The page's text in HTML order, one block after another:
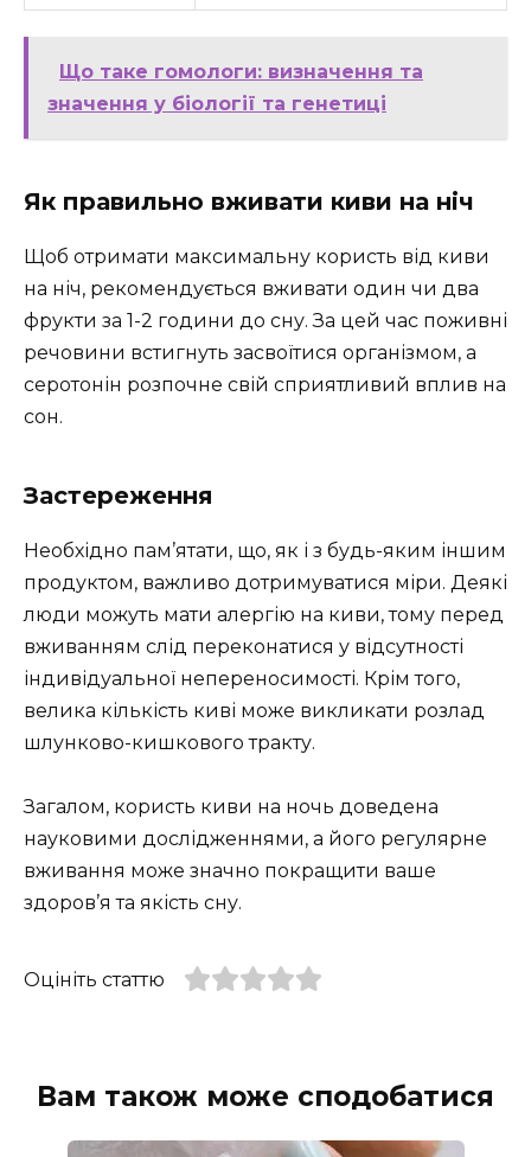
Що таке гомологи: визначення та
значення у біології та генетиці
Як правильно вживати киви на ніч
Щоб отримати максимальну користь від киви
на ніч, рекомендується вживати один чи два
фрукти за 1-2 години до сну. За цей час поживні
речовини встигнуть засвоїтися організмом, а
серотонін розпочне свій сприятливий вплив на
сон.
Застереження
Необхідно пам’ятати, що, як і з будь-яким іншим
продуктом, важливо дотримуватися міри. Деякі
люди можуть мати алергію на киви, тому перед
вживанням слід переконатися у відсутності
індивідуальної непереносимості. Крім того,
велика кількість киві може викликати розлад
шлунково-кишкового тракту.
Загалом, користь киви на ночь доведена
науковими дослідженнями, а його регулярне
вживання може значно покращити ваше
здоров’я та якість сну.
Оцініть статтю
Вам також може сподобатися